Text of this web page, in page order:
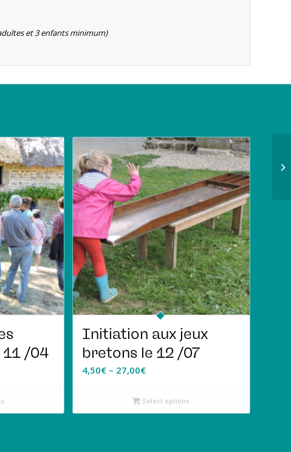
et 3 enfants minimum)
11 /04
Initiation aux jeux
bretons le 12 /07
4,50€– 27,00€
Select options